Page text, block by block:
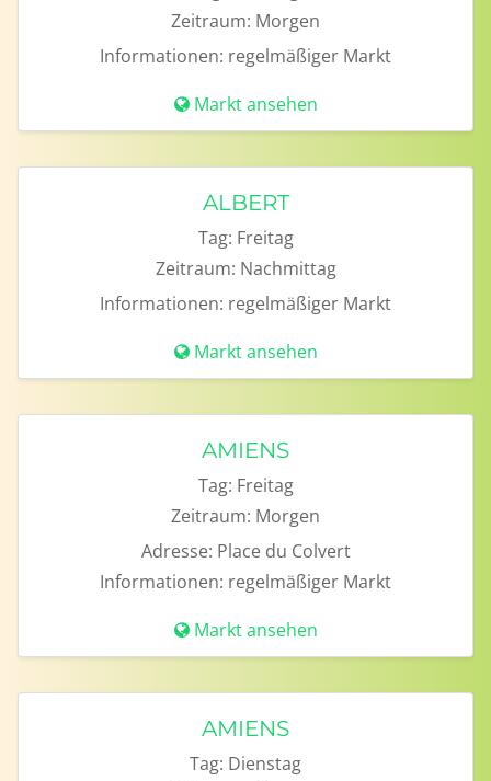
Zeitraum: Morgen
Informationen: regelmäßiger Markt
Markt ansehen
ALBERT
Tag: Freitag
Zeitraum: Nachmittag
Informationen: regelmäßiger Markt
Markt ansehen
AMIENS
Tag: Freitag
Zeitraum: Morgen
Adresse: Place du Colvert
Informationen: regelmäßiger Markt
Markt ansehen
AMIENS
Tag: Dienstag